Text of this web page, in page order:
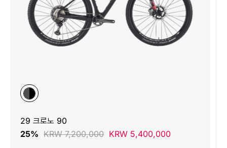
29 크로노 90
25% KRW 7,200,000 KRW 5,400,000